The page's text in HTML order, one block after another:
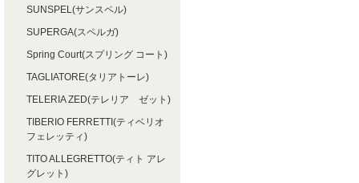
SUNSPEL(サンスペル)
SUPERGA(スペルガ)
Spring Court(スプリング コート)
TAGLIATORE(タリアトーレ)
TELERIA ZED(テレリア ゼット)
TIBERIO FERRETTI(ティベリオ
フェレッティ)
TITO ALLEGRETTO(ティト アレ
グレット)